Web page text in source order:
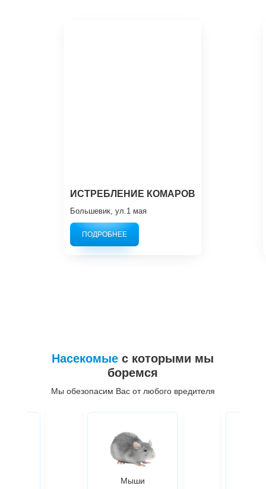
ИСТРЕБЛЕНИЕ КОМАРОВ
Большевик, ул.1 мая
ПОДРОБНЕЕ
Насекомые с которыми мы
боремся
Мы обезопасим Вас от любого вредителя
Мыши